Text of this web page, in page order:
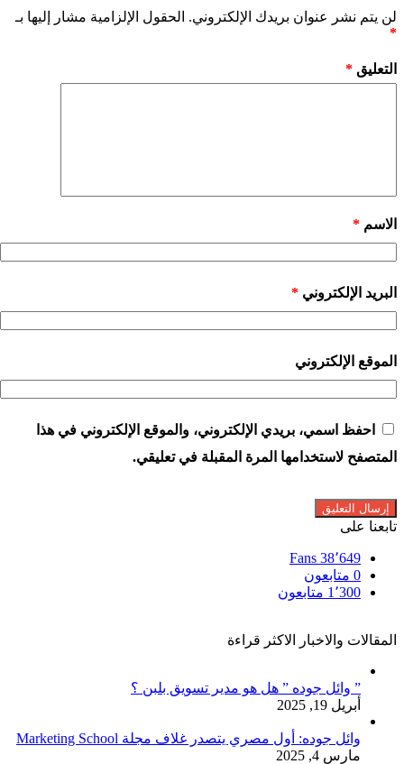
لن يتم نشر عنوان بريدك الإلكتروني. الحقول الإلزامية مشار إليها بـ
*
التعليق *
الاسم *
البريد الإلكتروني *
الموقع الإلكتروني
احفظ اسمي، بريدي الإلكتروني، والموقع الإلكتروني في هذا
المتصفح لاستخدامها المرة المقبلة في تعليقي.
تابعنا على
38٬649 Fans
0 متابعون
1٬300 متابعون
المقالات والاخبار الاكثر قراءة
” وائل جوده ” هل هو مدير تسويق بلبن ؟
أبريل 19, 2025
وائل جوده: أول مصري يتصدر غلاف مجلة Marketing School
مارس 4, 2025